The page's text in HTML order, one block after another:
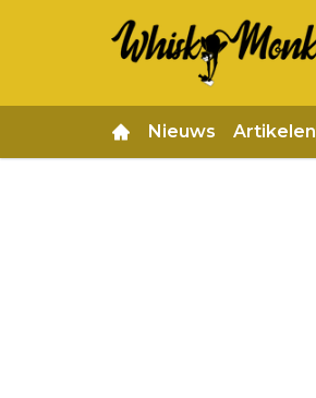
Nieuws Artikelen